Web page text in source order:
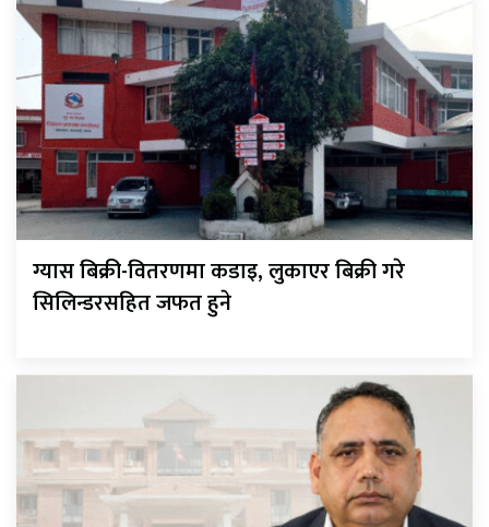
ग्यास बिक्री-वितरणमा कडाइ, लुकाएर बिक्री गरे
सिलिन्डरसहित जफत हुने